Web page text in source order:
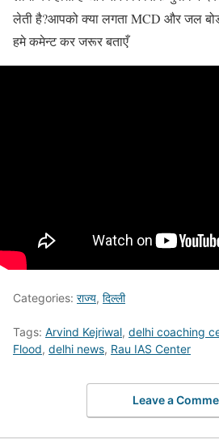
लेती है?आपको क्या लगता MCD और जल
हमे कमेन्ट कर जरूर बताएँ
Categories: राज्य, दिल्ली
Tags: Arvind Kejriwal, delhi coaching
Flood, delhi news, Rau IAS Center
Leave a